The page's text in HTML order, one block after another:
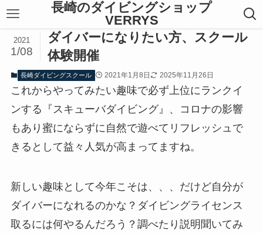
長崎のダイビングショップ
VERRYS
ダイバーになりたい方、スクール
体験開催
2021
1/08
長崎ダイビングスクール 2021年1月8日 2025年11月26日
これからやってみたい趣味で必ず上位にランクイ
ンする『スキューバダイビング』、コロナの影響
もあり蜜にならずに自然で遊べてリフレッシュで
きるとして益々人気が高まってますね。
新しい趣味として今年こそは、、、だけど自分が
ダイバーになれるのかな？ダイビングライセンス
取るには何やるんだろう？調べたり説明聞いてみ